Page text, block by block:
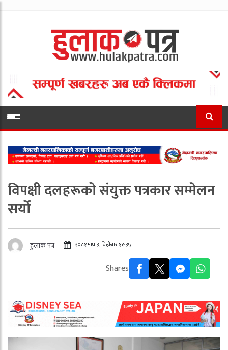
विपक्षी दलहरूको संयुक्त पत्रकार सम्मेलन
सर्यो
हुलाक पत्र २०८१ माघ ३, बिहीबार ११:३५
Shares